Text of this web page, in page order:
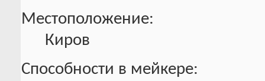
Местоположение:
Киров
Способности в мейкере: